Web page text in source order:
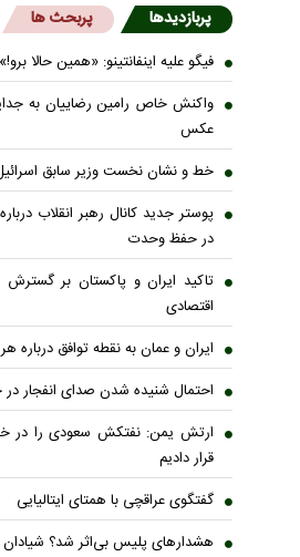
پربازدیدها پربحث ها
فیگو علیه اینفانتینو: «همین حالا برو!»
واکنش خاص رامین رضاییان به
عکس
خط و نشان نخست وزیر سابق
پوستر جدید کانال رهبر انقلاب
در حفظ وحدت
تاکید ایران و پاکستان بر
اقتصادی
ایران و عمان به نقطه توافق درباره
احتمال شنیده شدن صدای انفجار
ارتش یمن: نفتکش سعودی را در
قرار دادیم
گفتگوی عراقچی با همتای ایتالیایی
هشدارهای پلیس بی‌اثر شد؟ شیادان